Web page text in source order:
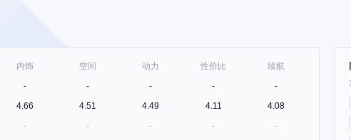
内饰
-
4.66
-
空间
-
4.51
-
动力
-
4.49
-
性价比
-
4.11
-
续航
-
4.08
-